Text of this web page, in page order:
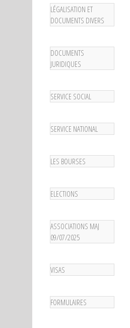
LÉGALISATION ET
DOCUMENTS DIVERS
DOCUMENTS
JURIDIQUES
SERVICE SOCIAL
SERVICE NATIONAL
LES BOURSES
ELECTIONS
ASSOCIATIONS MAJ
09/07/2025
VISAS
FORMULAIRES